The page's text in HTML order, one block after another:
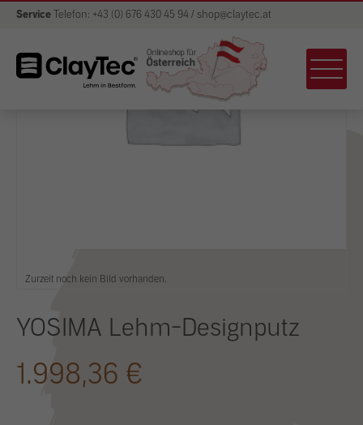
Service Telefon: +43 (0) 676 430 45 94 / shop@claytec.at
Zurzeit noch kein Bild vorhanden.
YOSIMA Lehm-Designputz
1.998,36 €